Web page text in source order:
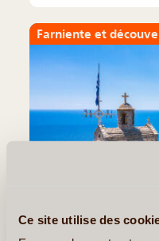
Ce site utilise des
Farniente et
Circuit proposé